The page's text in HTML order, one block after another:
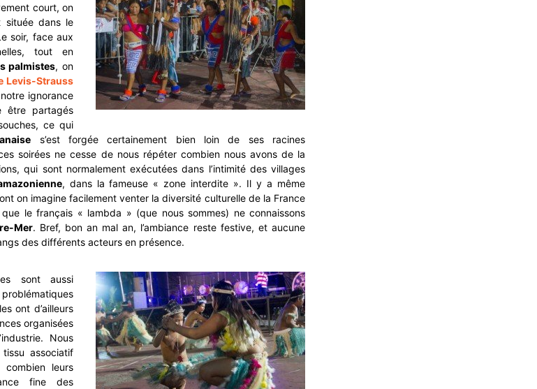
court, on
située dans le
soir, face aux
tout en
palmistes, on
Levis-Strauss
ignorance
être partagés
ce qui
s’est forgée certainement bien loin de ses racines
soirées ne cesse de nous répéter combien nous avons de la
qui sont normalement exécutées dans l’intimité des villages
, dans la fameuse « zone interdite ». Il y a même
on imagine facilement venter la diversité culturelle de la France
le français « lambda » (que nous sommes) ne connaissons
Mer. Bref, bon an mal an, l’ambiance reste festive, et aucune
des différents acteurs en présence.
sont aussi
ont d’ailleurs
organisées
Nous
associatif
leurs
fine des